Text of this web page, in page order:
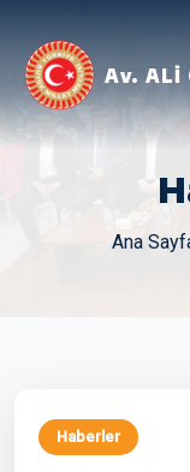
Av. ALİ
Ana
Haberler